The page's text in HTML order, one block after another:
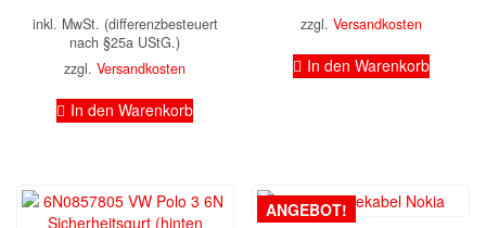
inkl. MwSt. (differenzbesteuert
nach §25a UStG.)
zzgl.Versandkosten
In den Warenkorb
zzgl. Versandkosten
In den Warenkorb
ANGEBOT!